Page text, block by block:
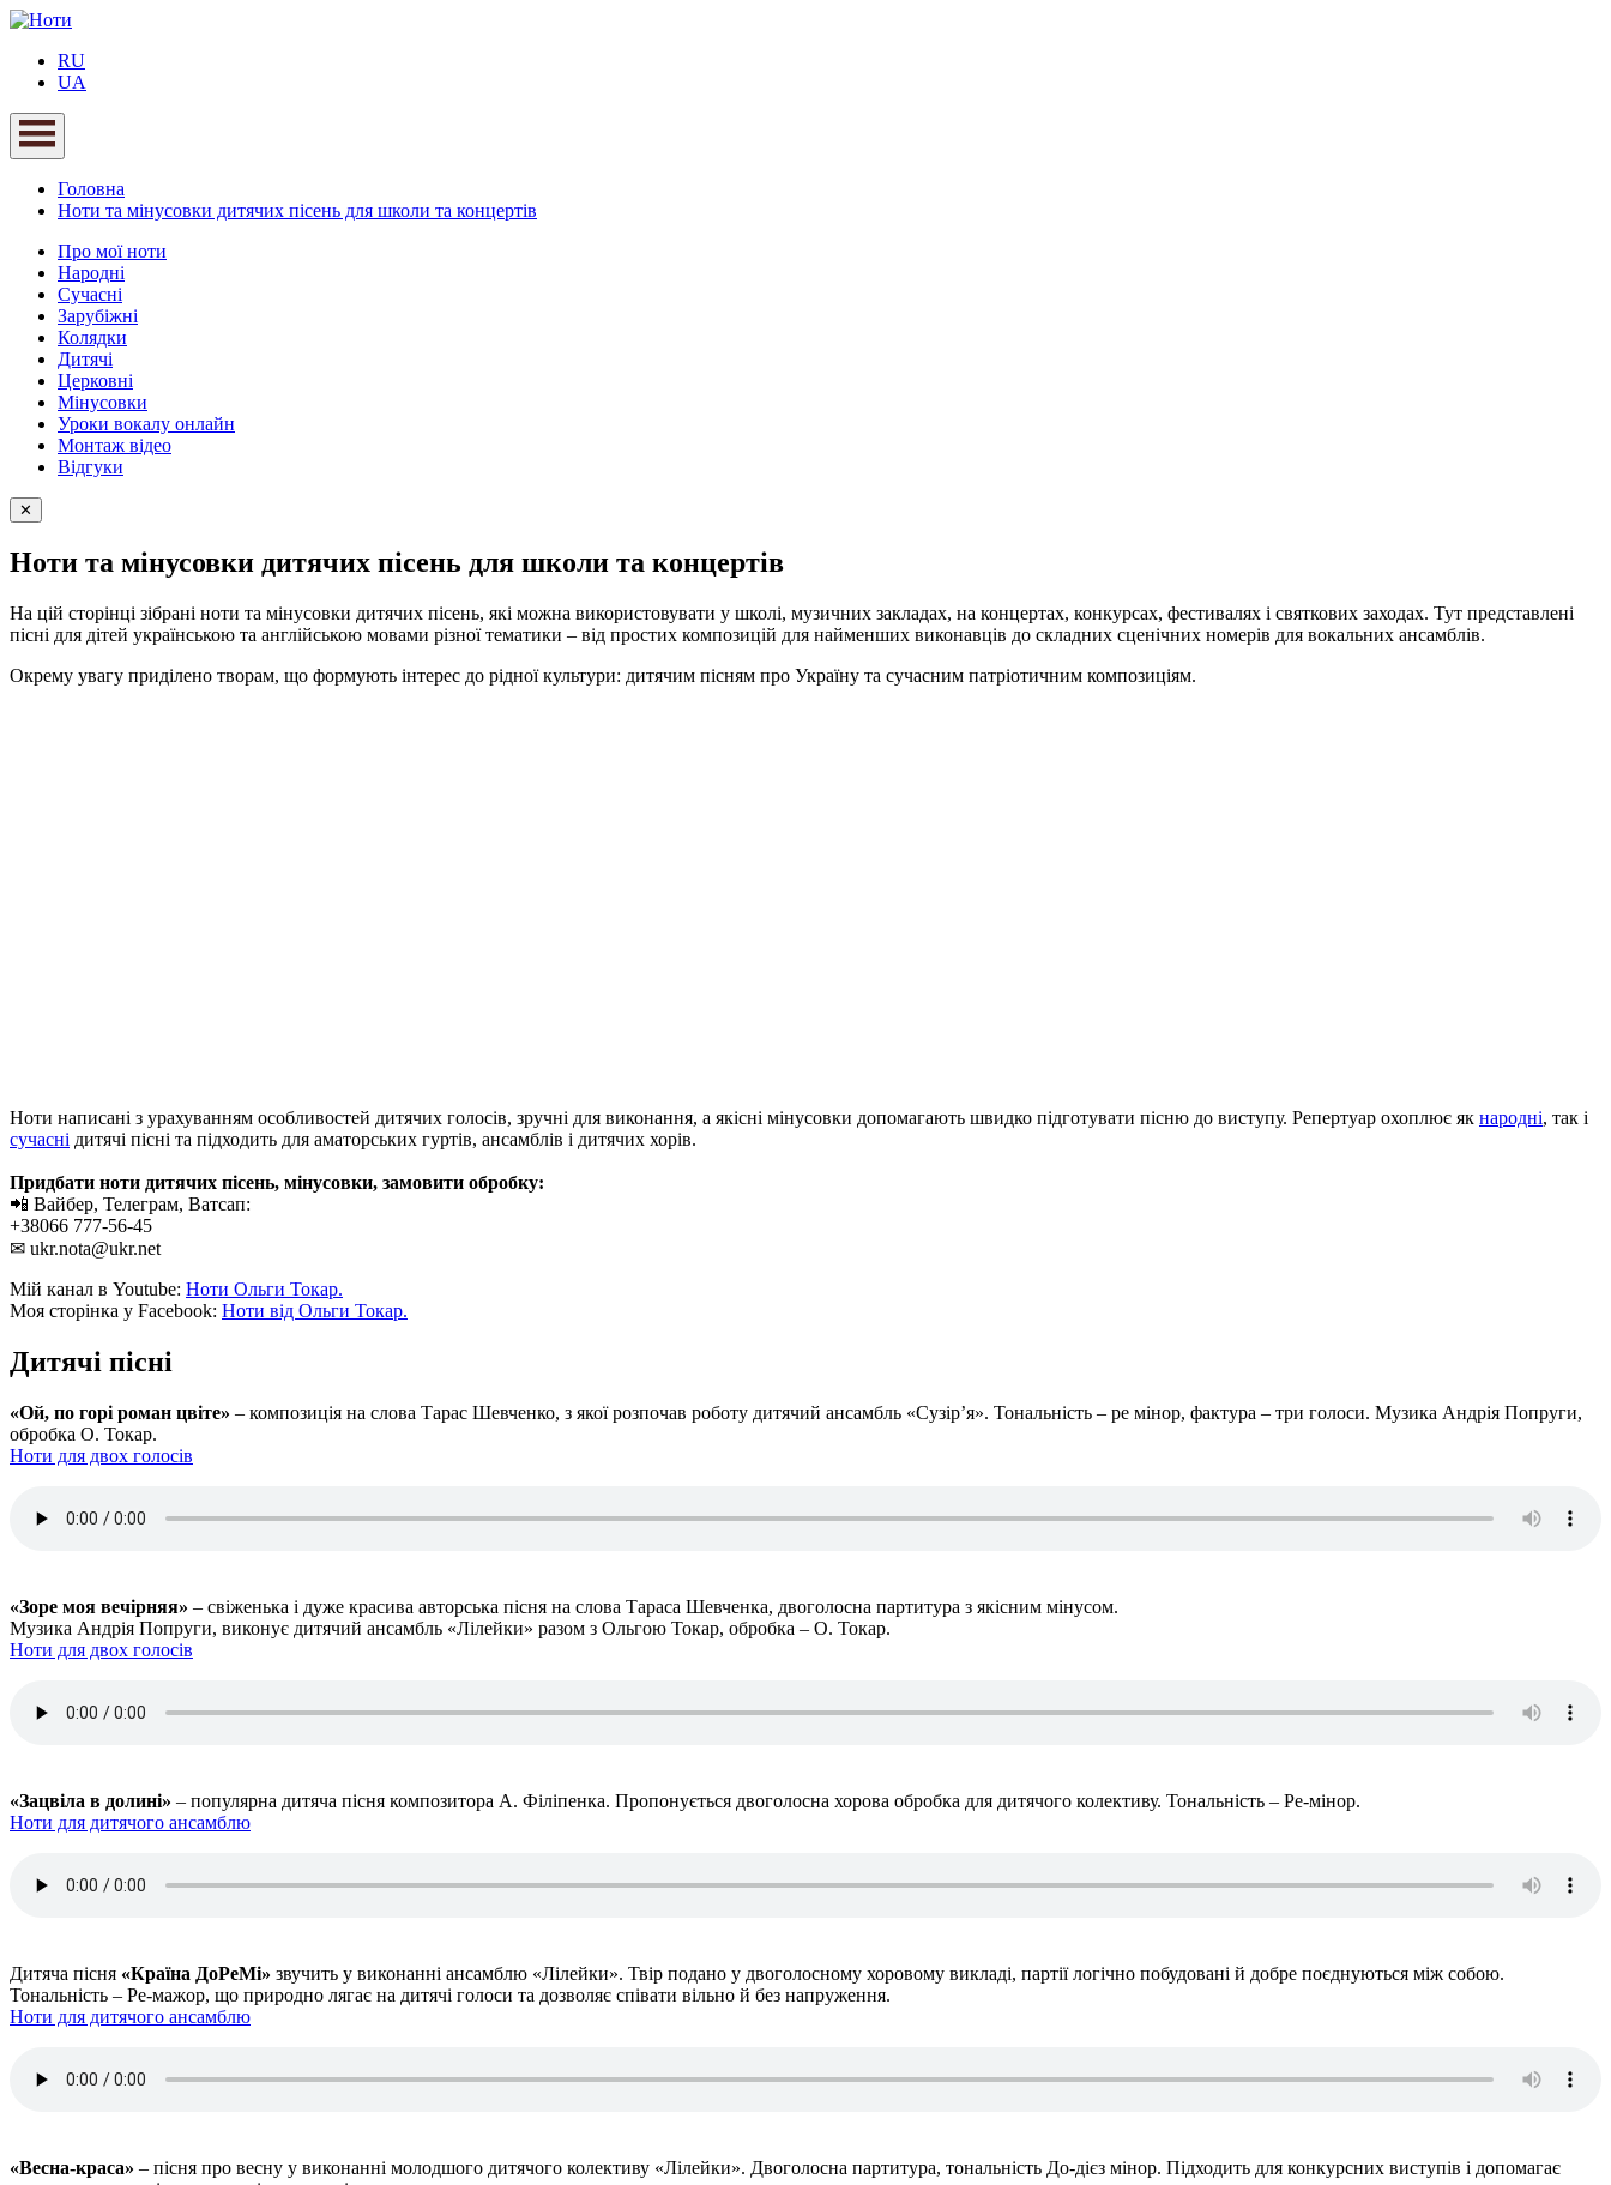
RU
UA
Головна
Ноти та мінусовки дитячих пісень для школи та концертів
Про мої ноти
Народні
Сучасні
Зарубіжні
Колядки
Дитячі
Церковні
Мінусовки
Уроки вокалу онлайн
Монтаж відео
Відгуки
✕
Ноти та мінусовки дитячих пісень для школи та концертів
На цій сторінці зібрані ноти та мінусовки дитячих пісень, які можна використовувати у школі, музичних закладах, на концертах, конкурсах, фестивалях і святкових заходах. Тут представлені
пісні для дітей українською та англійською мовами різної тематики – від простих композицій для найменших виконавців до складних сценічних номерів для вокальних ансамблів.
Окрему увагу приділено творам, що формують інтерес до рідної культури: дитячим пісням про Україну та сучасним патріотичним композиціям.
Ноти написані з урахуванням особливостей дитячих голосів, зручні для виконання, а якісні мінусовки допомагають швидко підготувати пісню до виступу. Репертуар охоплює як народні, так і
сучасні дитячі пісні та підходить для аматорських гуртів, ансамблів і дитячих хорів.
Придбати ноти дитячих пісень, мінусовки, замовити обробку:
📲 Вайбер, Телеграм, Ватсап:
+38066 777-56-45
✉ ukr.nota@ukr.net
Мій канал в Youtube: Ноти Ольги Токар.
Моя сторінка у Facebook: Ноти від Ольги Токар.
Дитячі пісні
«Ой, по горі роман цвіте» – композиція на слова Тарас Шевченко, з якої розпочав роботу дитячий ансамбль «Сузір’я». Тональність – ре мінор, фактура – три голоси. Музика Андрія Попруги,
обробка О. Токар.
Ноти для двох голосів
«Зоре моя вечірняя» – свіженька і дуже красива авторська пісня на слова Тараса Шевченка, двоголосна партитура з якісним мінусом.
Музика Андрія Попруги, виконує дитячий ансамбль «Лілейки» разом з Ольгою Токар, обробка – О. Токар.
Ноти для двох голосів
«Зацвіла в долині» – популярна дитяча пісня композитора А. Філіпенка. Пропонується двоголосна хорова обробка для дитячого колективу. Тональність – Ре-мінор.
Ноти для дитячого ансамблю
Дитяча пісня «Країна ДоРеМі» звучить у виконанні ансамблю «Лілейки». Твір подано у двоголосному хоровому викладі, партії логічно побудовані й добре поєднуються між собою.
Тональність – Ре-мажор, що природно лягає на дитячі голоси та дозволяє співати вільно й без напруження.
Ноти для дитячого ансамблю
«Весна-краса» – пісня про весну у виконанні молодшого дитячого колективу «Лілейки». Двоголосна партитура, тональність До-дієз мінор. Підходить для конкурсних виступів і допомагає